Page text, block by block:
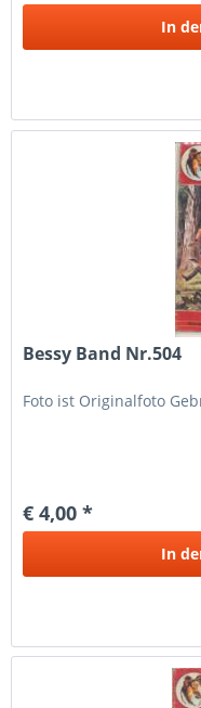
In
Bessy Band Nr.504
Foto ist Originalfoto
€ 4,00 *
In